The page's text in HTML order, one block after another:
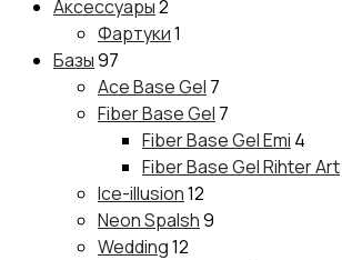
Аксессуары2
Фартуки1
Базы97
Ace Base Gel 7
Fiber Base Gel 7
Fiber Base Gel Emi 4
Fiber Base Gel Rihter Art
Ice-illusion12
Neon Spalsh9
Wedding12